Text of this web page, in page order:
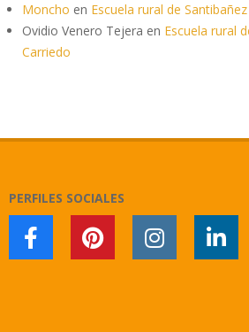
Moncho en Escuela rural de
Ovidio Venero Tejera en Escuela rural
Carriedo
PERFILES SOCIALES